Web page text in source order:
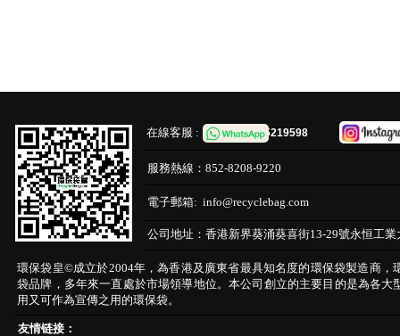
在線客服 :65219598
服務熱線： 852-8208-9220
電子郵箱: info@recyclebag.com
公司地址： 香港新界葵涌葵喜街13-29號永恒工業
環保袋皇©成立於2004年，為香港及廣東省最具知名度的環保袋製造商
袋品牌，多年來一直處於市場領導地位。本公司創立的主要目的是為各大
用又可作為宣傳之用的環保袋。
友情链接：